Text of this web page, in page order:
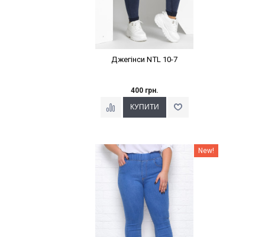
Джегінси NTL 10-7
400 грн.
Наклейки Варіант з % New!